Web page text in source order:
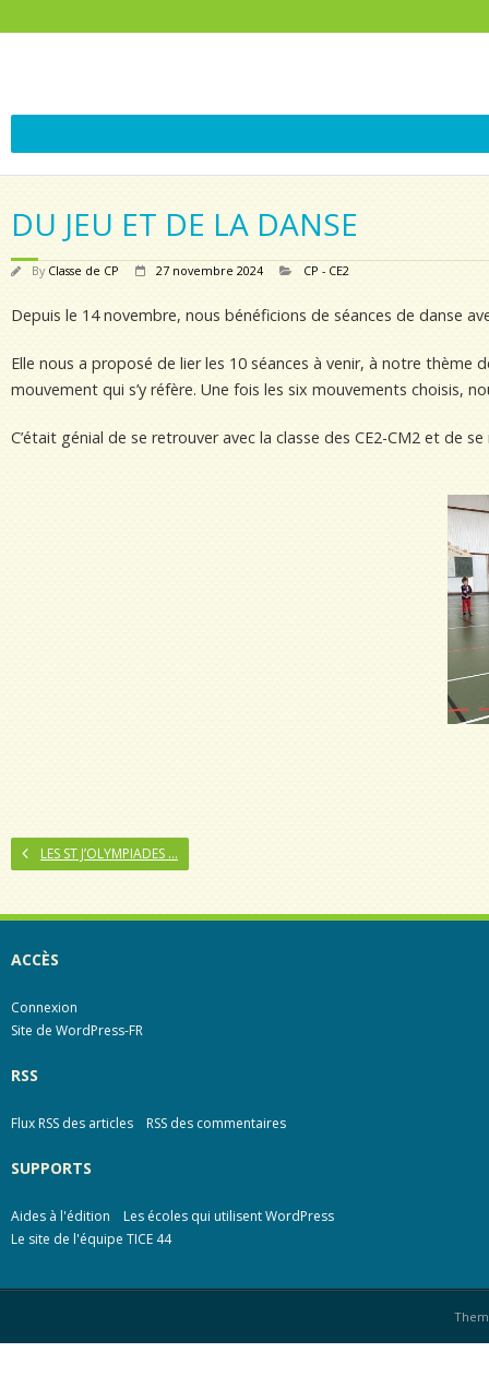
DU JEU ET DE LA DANSE
By Classe de CP 27 novembre 2024 CP - CE2
Depuis le 14 novembre, nous bénéficions de séances de danse
Elle nous a proposé de lier les 10 séances à venir, à notre thème
mouvement qui s’y réfère. Une fois les six mouvements choisis,
C’était génial de se retrouver avec la classe des CE2-CM2 et de
LES ST J’OLYMPIADES …
ACCÈS
Connexion
Site de WordPress-FR
RSS
Flux RSS des articles RSS des commentaires
SUPPORTS
Aides à l'édition
Les écoles qui utilisent WordPress
Le site de l'équipe TICE 44